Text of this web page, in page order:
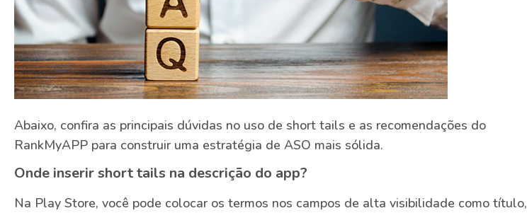
Abaixo, confira as principais dúvidas no uso de short tails e as recomendações do
RankMyAPP para construir uma estratégia de ASO mais sólida.
Onde inserir short tails na descrição do app?
Na Play Store, você pode colocar os termos nos campos de alta visibilidade como título,